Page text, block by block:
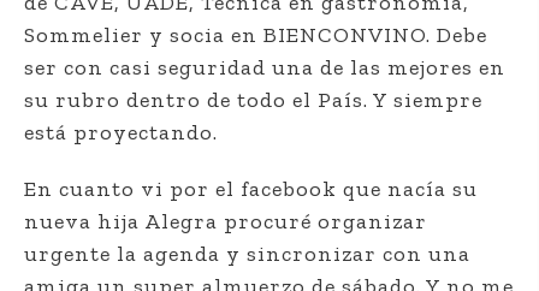
Sommelier y socia en BIENCONVINO. Debe
ser con casi seguridad una de las mejores en
su rubro dentro de todo el País. Y siempre
está proyectando.
En cuanto vi por el facebook que nacía su
nueva hija Alegra procuré organizar
urgente la agenda y sincronizar con una